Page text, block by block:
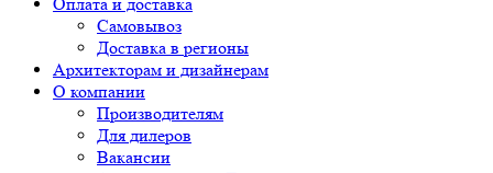
Самовывоз
Доставка в регионы
Архитекторам и дизайнерам
О компании
Производителям
Для дилеров
Вакансии